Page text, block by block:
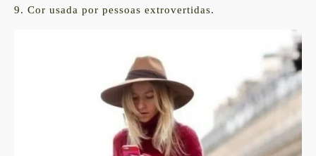
9. Cor usada por pessoas extrovertidas.